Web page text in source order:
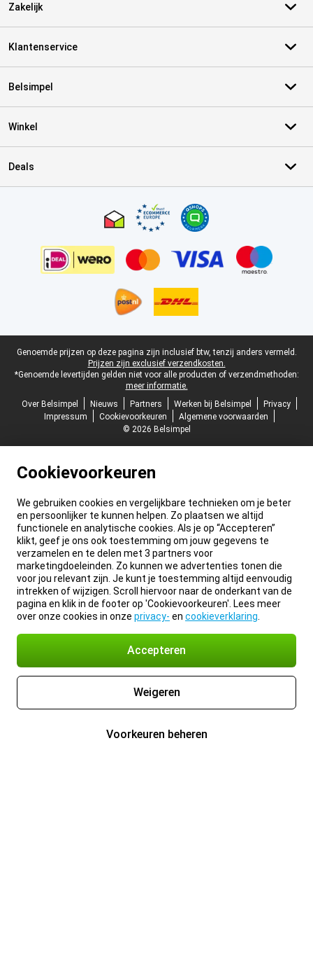
Zakelijk
Klantenservice
Belsimpel
Winkel
Deals
Juridische voettekst
Genoemde prijzen op deze pagina zijn inclusief btw, tenzij anders vermeld.
Prijzen zijn exclusief verzendkosten.
*Genoemde levertijden gelden niet voor alle producten of verzendmethoden:
meer informatie.
Over Belsimpel
Nieuws Partners Werken bij Belsimpel
Privacy
Impressum
Cookievoorkeuren
Algemene voorwaarden
© 2026 Belsimpel
Cookievoorkeuren
We gebruiken cookies en vergelijkbare technieken om je beter
en persoonlijker te kunnen helpen. Zo plaatsen we altijd
functionele en analytische cookies. Als je op “Accepteren”
klikt, geef je ons ook toestemming om jouw gegevens te
verzamelen en te delen met 3 partners voor
marketingdoeleinden. Zo kunnen we advertenties tonen die
voor jou relevant zijn. Je kunt je toestemming altijd eenvoudig
intrekken of wijzigen. Scroll hiervoor naar de onderkant van de
pagina en klik in de footer op 'Cookievoorkeuren'. Lees meer
over onze cookies in onze privacy- en cookieverklaring
Accepteren
Weigeren
Voorkeuren beheren